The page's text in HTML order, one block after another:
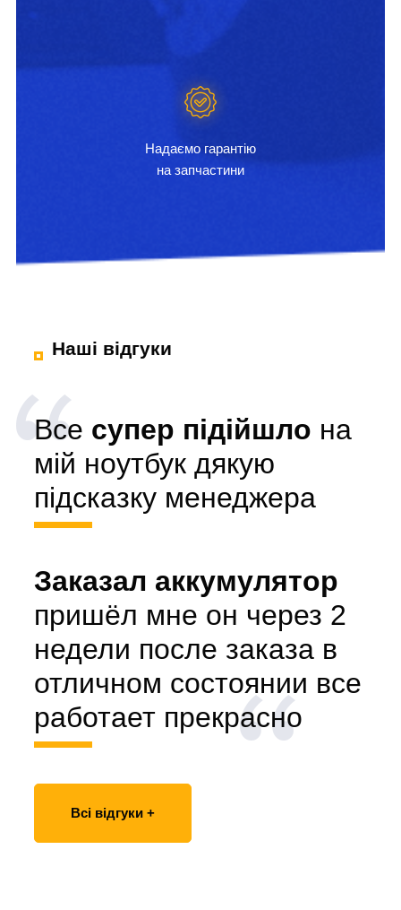
Надаємо гарантію
на запчастини
Наші відгуки
Все супер підійшло на
мій ноутбук дякую
підсказку менеджера
Заказал аккумулятор
пришёл мне он через 2
недели после заказа в
отличном состоянии все
работает прекрасно
Всі відгуки +